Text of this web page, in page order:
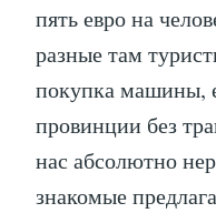
пять евро на
разные там
покупка машины,
провинции без
нас абсолютно
знакомые